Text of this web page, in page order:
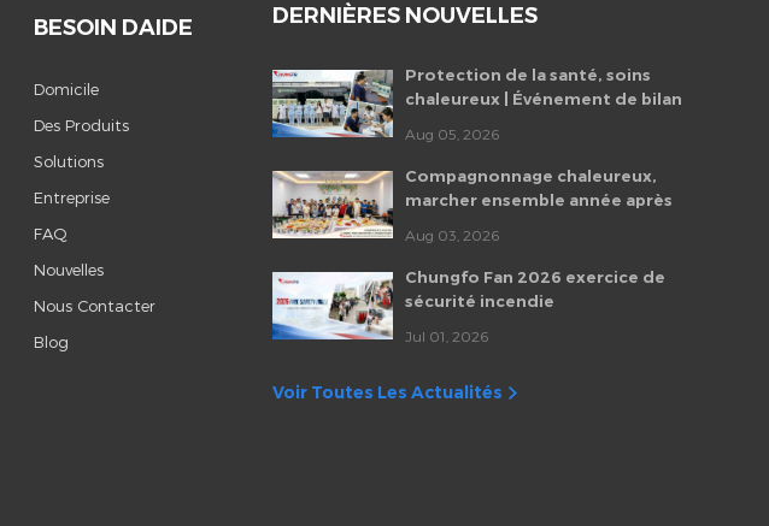
BESOIN DAIDE
Domicile
Des Produits
Solutions
Entreprise
FAQ
Nouvelles
Nous Contacter
Blog
DERNIÈRES NOUVELLES
Protection de la santé, soins
chaleureux | Événement de bilan
Chungfo Fan 2026
Aug 05, 2026
Compagnonnage chaleureux,
marcher ensemble année après
mensuelle des employés de
Chungfo Fan
Aug 03, 2026
Chungfo Fan 2026 exercice de
sécurité incendie
Jul 01, 2026
Voir Toutes Les Actualités